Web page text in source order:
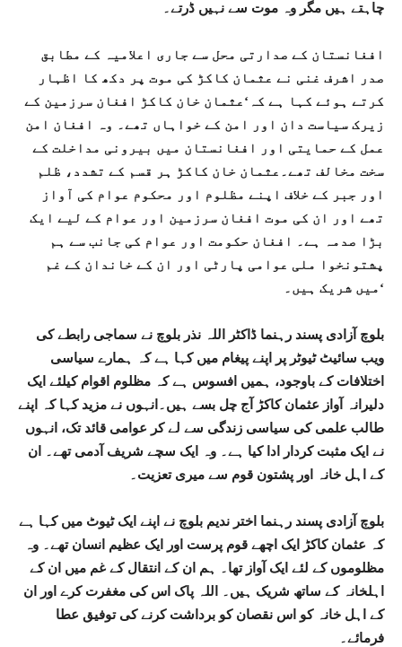
چاہتے ہیں مگر وہ موت سے نہیں ڈرتے۔
افغانستان کے صدارتی محل سے جاری اعلامیہ کے مطابق
صدر اشرف غنی نے عثمان کاکڑ کی موت پر دکھ کا اظہار
کرتے ہوئے کہا ہے کہ‘عثمان خان کاکڑ افغان سرزمین کے
زیرک سیاست دان اور امن کے خواہاں تھے۔ وہ افغان امن
عمل کے حمایتی اور افغانستان میں بیرونی مداخلت کے
سخت مخالف تھے۔عثمان خان کاکڑ ہر قسم کے تشدد، ظلم
اور جبر کے خلاف اپنے مظلوم اور محکوم عوام کی آواز
تھے اور ان کی موت افغان سرزمین اور عوام کے لیے ایک
بڑا صدمہ ہے۔ افغان حکومت اور عوام کی جانب سے ہم
پشتونخوا ملی عوامی پارٹی اور ان کے خاندان کے غم
میں شریک ہیں۔‘
بلوچ آزادی پسند رہنما ڈاکٹر اللہ نذر بلوچ نے سماجی رابطے کی
ویب سائیٹ ٹیوٹر پر اپنے پیغام میں کہا ہے کہ ہمارے سیاسی
اختلافات کے باوجود، ہمیں افسوس ہے کہ مظلوم اقوام کیلئے ایک
دلیرانہ آواز عثمان کاکڑ آج چل بسے ہیں۔انہوں نے مزید کہا کہ اپنے
طالب علمی کی سیاسی زندگی سے لے کر عوامی قائد تک، انہوں
نے ایک مثبت کردار ادا کیا ہے۔ وہ ایک سچے شریف آدمی تھے۔ ان
کے اہل خانہ اور پشتون قوم سے میری تعزیت۔
بلوچ آزادی پسند رہنما اختر ندیم بلوچ نے اپنے ایک ٹیوٹ میں کہا ہے
کہ عثمان کاکڑ ایک اچھے قوم پرست اور ایک عظیم انسان تھے۔ وہ
مظلوموں کے لئے ایک آواز تھا۔ ہم ان کے انتقال کے غم میں ان کے
اہلخانہ کے ساتھ شریک ہیں۔ اللہ پاک اس کی مغفرت کرے اور ان
کے اہل خانہ کو اس نقصان کو برداشت کرنے کی توفیق عطا
فرمائے۔